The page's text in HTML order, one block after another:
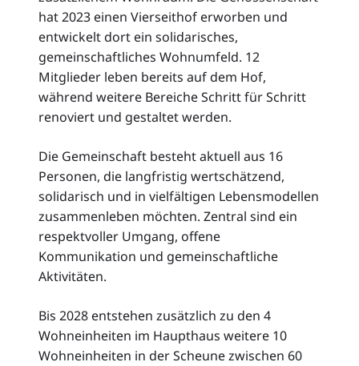
hat 2023 einen Vierseithof erworben und
entwickelt dort ein solidarisches,
gemeinschaftliches Wohnumfeld. 12
Mitglieder leben bereits auf dem Hof,
während weitere Bereiche Schritt für Schritt
renoviert und gestaltet werden.
Die Gemeinschaft besteht aktuell aus 16
Personen, die langfristig wertschätzend,
solidarisch und in vielfältigen Lebensmodellen
zusammenleben möchten. Zentral sind ein
respektvoller Umgang, offene
Kommunikation und gemeinschaftliche
Aktivitäten.
Bis 2028 entstehen zusätzlich zu den 4
Wohneinheiten im Haupthaus weitere 10
Wohneinheiten in der Scheune zwischen 60